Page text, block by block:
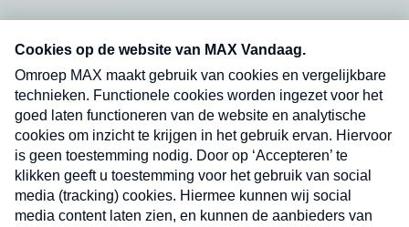
nieuwsbrief. Elke vrijdag- en dinsdagochtend in
uw mailbox.
Verzend